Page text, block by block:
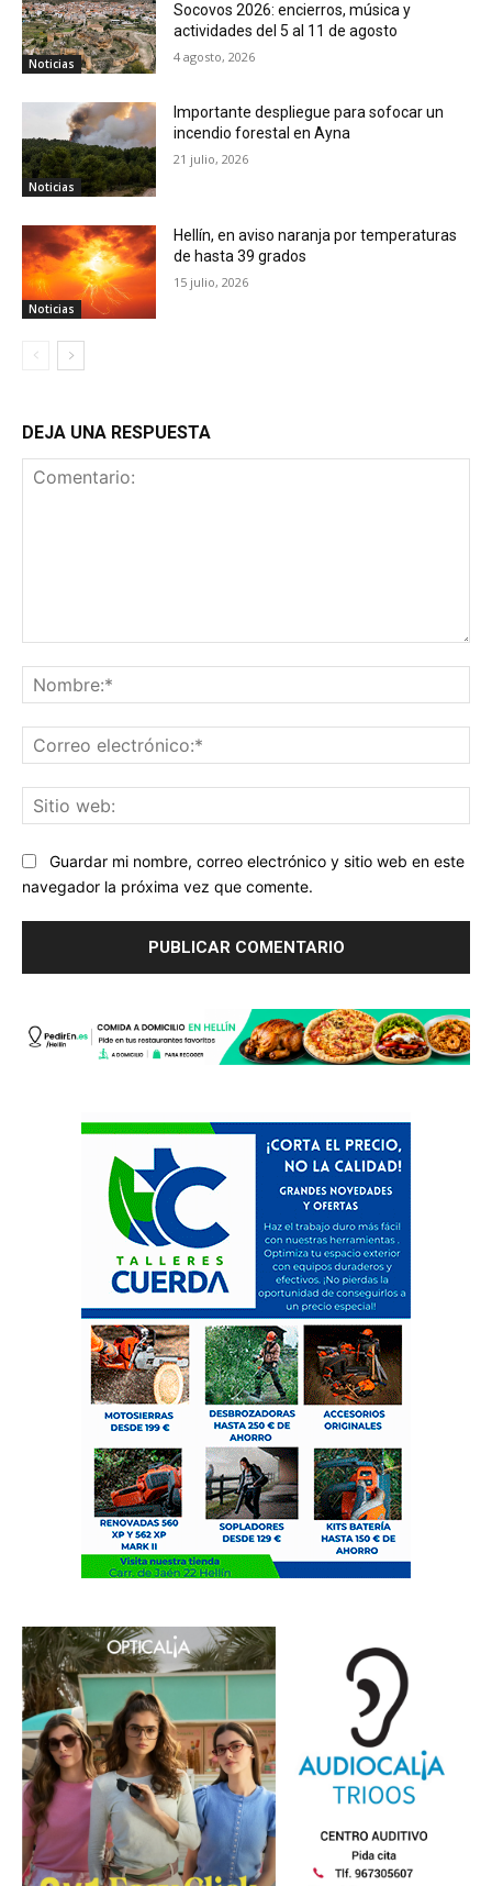
Noticias
Socovos 2026: encierros, música y
actividades del 5 al 11 de agosto
4 agosto, 2026
Noticias
Importante despliegue para sofocar un
incendio forestal en Ayna
21 julio, 2026
Noticias
Hellín, en aviso naranja por temperaturas
de hasta 39 grados
15 julio, 2026
DEJA UNA RESPUESTA
Guardar mi nombre, correo electrónico y sitio web en este
navegador la próxima vez que comente.